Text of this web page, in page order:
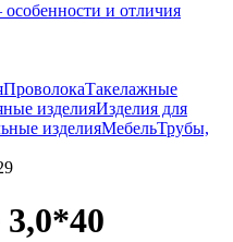
и отличия
ПроволокаТакелажные
изделияИзделия для
изделияМебельТрубы,